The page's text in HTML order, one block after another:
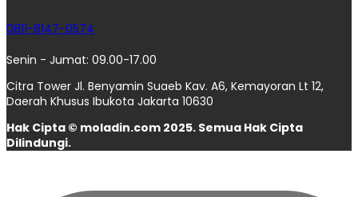
0811-8147-0574
Senin - Jumat: 09.00-17.00
Citra Tower Jl. Benyamin Suaeb Kav. A6, Kemayoran Lt 12,
Daerah Khusus Ibukota Jakarta 10630
Hak Cipta © moladin.com 2025. Semua Hak Cipta
Dilindungi.